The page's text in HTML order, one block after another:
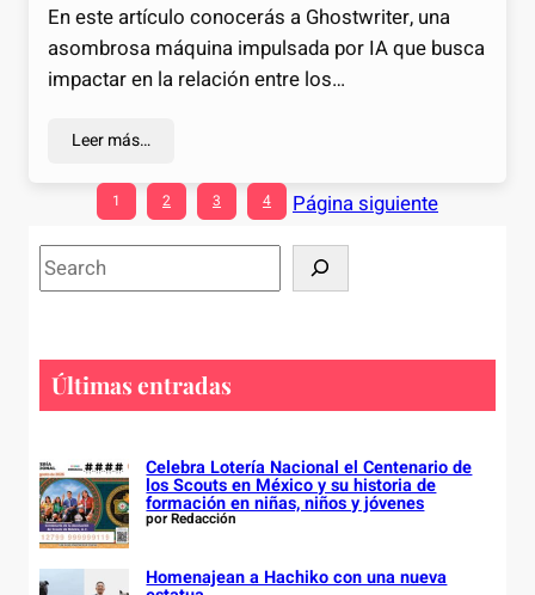
En este artículo conocerás a Ghostwriter, una
asombrosa máquina impulsada por IA que busca
impactar en la relación entre los…
Leer más…
1 2 3 4
Página siguiente
S
e
r
h
Últimas entradas
Celebra Lotería Nacional el Centenario de
los Scouts en México y su historia de
formación en niñas, niños y jóvenes
por Redacción
Homenajean a Hachiko con una nueva